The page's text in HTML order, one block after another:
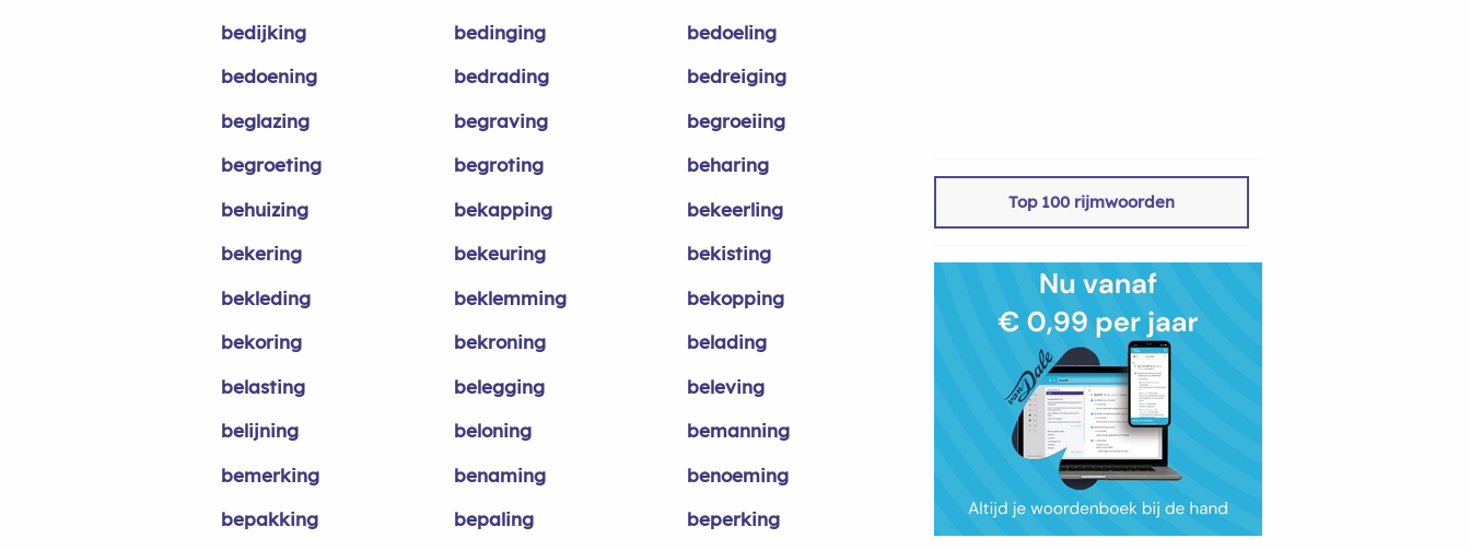
bedijking
bedinging
bedoeling
bedoening
bedrading
bedreiging
beglazing
begraving
begroeiing
begroeting
begroting
beharing
behuizing
bekapping
bekeerling
bekering
bekeuring
bekisting
bekleding
beklemming
bekopping
bekoring
bekroning
belading
belasting
belegging
beleving
belijning
beloning
bemanning
bemerking
benaming
benoeming
bepakking
bepaling
beperking
Top 100 rijmwoorden